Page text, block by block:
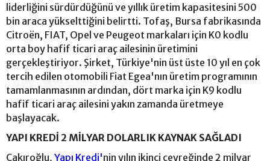
liderliğini sürdürdüğünü ve yıllık üretim kapasitesini 500
bin araca yükselttiğini belirtti. Tofaş, Bursa fabrikasında
Citroën, FIAT, Opel ve Peugeot markaları için K0 kodlu
orta boy hafif ticari araç ailesinin üretimini
gerçekleştiriyor. Şirket, Türkiye'nin üst üste 10 yıl en çok
tercih edilen otomobili Fiat Egea'nın üretim programının
tamamlanmasının ardından, dört marka için K9 kodlu
hafif ticari araç ailesini yakın zamanda üretmeye
başlayacak.
YAPI KREDİ 2 MİLYAR DOLARLIK KAYNAK SAĞLADI
Çakıroğlu, Yapı Kredi'nin yılın ikinci çeyreğinde 2 milyar